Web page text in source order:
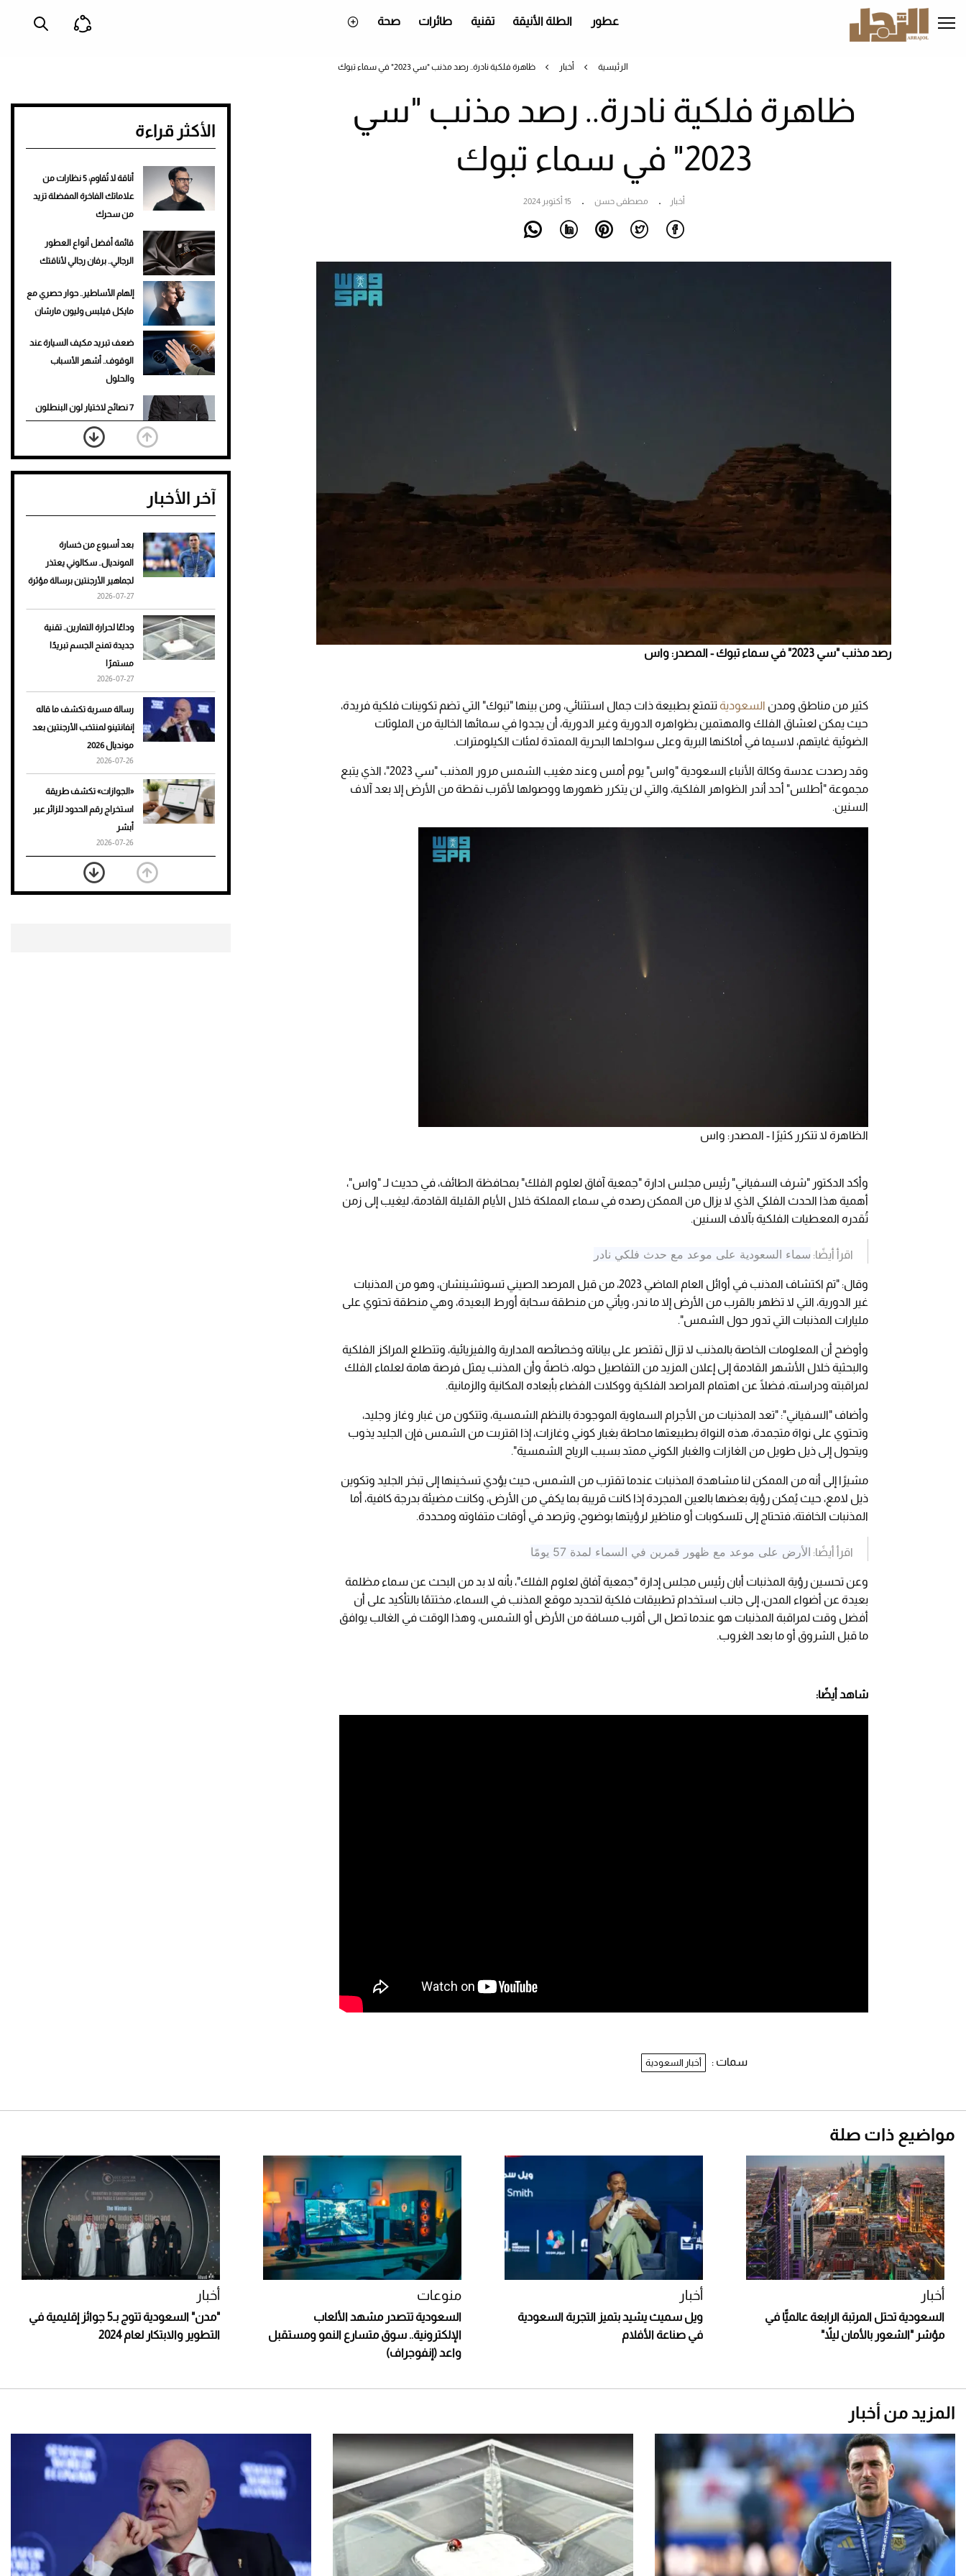
إلى
المحتوى
عطور الطلة الأنيقة تقنية طائرات صحة
الرئيسية أخبار ظاهرة فلكية نادرة.. رصد مذنب "سي 2023" في سماء تبوك
ظاهرة فلكية نادرة.. رصد مذنب "سي
2023" في سماء تبوك
أخبار مصطفى حسن 15 أكتوبر 2024
رصد مذنب "سي 2023" في سماء تبوك - المصدر: واس
كثير من مناطق ومدن السعودية تتمتع بطبيعة ذات جمال استثنائي، ومن بينها "تبوك" التي تضم تكوينات فلكية فريدة،
حيث يمكن لعشاق الفلك والمهتمين بظواهره الدورية وغير الدورية، أن يجدوا في سمائها الخالية من الملوثات
الضوئية غايتهم، لاسيما في أماكنها البرية وعلى سواحلها البحرية الممتدة لمئات الكيلومترات.
وقد رصدت عدسة وكالة الأنباء السعودية "واس" يوم أمس وعند مغيب الشمس مرور المذنب "سي 2023"، الذي يتبع
مجموعة "أطلس" أحد أندر الظواهر الفلكية، والتي لن يتكرر ظهورها ووصولها لأقرب نقطة من الأرض إلا بعد آلاف
السنين.
الظاهرة لا تتكرر كثيرًا - المصدر: واس
وأكد الدكتور "شرف السفياني" رئيس مجلس ادارة "جمعية آفاق لعلوم الفلك" بمحافظة الطائف، في حديث لـ "واس"،
أهمية هذا الحدث الفلكي الذي لا يزال من الممكن رصده في سماء المملكة خلال الأيام القليلة القادمة، ليغيب إلى زمن
تُقدره المعطيات الفلكية بآلاف السنين.
اقرأ أيضًا: سماء السعودية على موعد مع حدث فلكي نادر
وقال: "تم اكتشاف المذنب في أوائل العام الماضي 2023، من قبل المرصد الصيني تسوتشينشان، وهو من المذنبات
غير الدورية، التي لا تظهر بالقرب من الأرض إلا ما ندر، ويأتي من منطقة سحابة أورط البعيدة، وهي منطقة تحتوي على
مليارات المذنبات التي تدور حول الشمس".
وأوضح أن المعلومات الخاصة بالمذنب لا تزال تقتصر على بياناته وخصائصه المدارية والفيزيائية، وتتطلع المراكز الفلكية
والبحثية خلال الأشهر القادمة إلى إعلان المزيد من التفاصيل حوله، خاصةً وأن المذنب يمثل فرصة هامة لعلماء الفلك
لمراقبته ودراسته، فضلًا عن اهتمام المراصد الفلكية ووكلات الفضاء بأبعاده المكانية والزمانية.
وأضاف "السفياني": "تعد المذنبات من الأجرام السماوية الموجودة بالنظم الشمسية، وتتكون من غبار وغاز وجليد،
وتحتوي على نواة متجمدة، هذه النواة بطبيعتها محاطة بغبار كوني وغازات، إذا اقتربت من الشمس فإن الجليد يذوب
ويتحول إلى ذيل طويل من الغازات والغبار الكوني ممتد بسبب الرياح الشمسية".
مشيرًا إلى أنه من الممكن لنا مشاهدة المذنبات عندما تقترب من الشمس، حيث يؤدي تسخينها إلى تبخر الجليد وتكوين
ذيل لامع، حيث يُمكن رؤية بعضها بالعين المجردة إذا كانت قريبة بما يكفي من الأرض، وكانت مضيئة بدرجة كافية، أما
المذنبات الخافتة، فتحتاج إلى تلسكوبات أو مناظير لرؤيتها بوضوح، وترصد في أوقات متفاوته ومحددة.
اقرأ أيضًا: الأرض على موعد مع ظهور قمرين في السماء لمدة 57 يومًا
وعن تحسين رؤية المذنبات أبان رئيس مجلس إدارة "جمعية آفاق لعلوم الفلك"، بأنه لا بد من البحث عن سماء مظلمة
بعيدة عن أضواء المدن، إلى جانب استخدام تطبيقات فلكية لتحديد موقع المذنب في السماء، مختتمًا بالتأكيد على أن
أفضل وقت لمراقبة المذنبات هو عندما تصل الى أقرب مسافة من الأرض أو الشمس، وهذا الوقت في الغالب يوافق
ما قبل الشروق أو ما بعد الغروب.
شاهد أيضًا:
الأكثر قراءة
أناقة لا تُقاوم: 5 نظارات من
علاماتك الفاخرة المفضلة تزيد
من سحرك
قائمة أفضل أنواع العطور
الرجالي.. برفان رجالي لأناقتك
إلهام الأساطير.. حوار حصري مع
مايكل فيلبس وليون مارشان
ضعف تبريد مكيف السيارة عند
الوقوف.. أشهر الأسباب
والحلول
7 نصائح لاختيار لون البنطلون
المناسب للقميص الأسود
نرى المستقبل من خلال
تصميماتنا.. كيف حجزت 1886
تمنحك فخامة استثنائية
هوى الأبطال
أفضل تدريج للشعر الطويل
لإطلالة جريئة وعصرية
للرجال
آخر الأخبار
بعد أسبوع من خسارة
المونديال.. سكالوني يعتذر
لجماهير الأرجنتين برسالة مؤثرة
2026-07-27
وداعًا لحرارة التمارين.. تقنية
جديدة تمنح الجسم تبريدًا
مستمرًا
2026-07-27
رسالة مسربة تكشف ما قاله
إنفانتينو لمنتخب الأرجنتين بعد
مونديال 2026
2026-07-26
«الجوازات» تكشف طريقة
استخراج رقم الحدود للزائر عبر
أبشر
2026-07-26
بعد 7 أشهر من تعرضه لحادث
مروع.. جوشوا يفوز على برينغا
سمات : أخبار السعودية
مواضيع ذات صلة
أخبار
السعودية تحتل المرتبة الرابعة عالميًّا في
مؤشر "الشعور بالأمان ليلاً"
أخبار
ويل سميث يشيد بتميز التجربة السعودية
في صناعة الأفلام
منوعات
السعودية تتصدر مشهد الألعاب
الإلكترونية.. سوق متسارع النمو ومستقبل
واعد (إنفوجراف)
أخبار
"مدن" السعودية تتوج بـ5 جوائز إقليمية في
التطوير والابتكار لعام 2024
المزيد من أخبار